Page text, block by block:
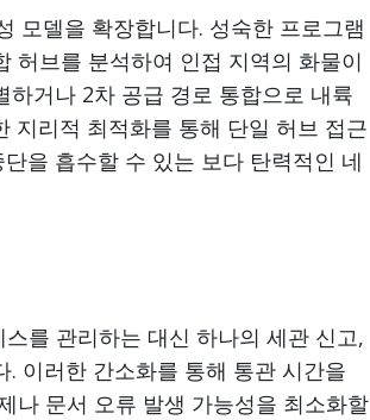
모델을 확장합니다. 성숙한 프로그램
허브를 분석하여 인접 지역의 화물이
거나 2차 공급 경로 통합으로 내륙
지리적 최적화를 통해 단일 허브 접근
을 흡수할 수 있는 보다 탄력적인 네
를 관리하는 대신 하나의 세관 신고,
이러한 간소화를 통해 통관 시간을
나 문서 오류 발생 가능성을 최소화할